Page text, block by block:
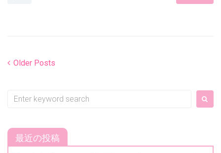
投
ナ
ゲ
ー
Older
Older Posts
Search
最近の投稿